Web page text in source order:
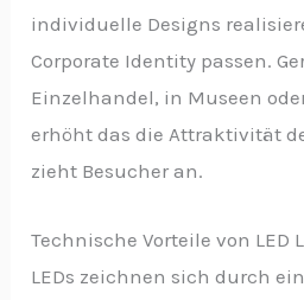
individuelle Designs
Corporate Identity passen.
Einzelhandel, in Museen
erhöht das die Attraktivität
zieht Besucher an.
Technische Vorteile von LED
LEDs zeichnen sich durch